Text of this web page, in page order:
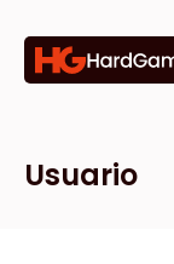
Categorías
Marcas
Tiendas
Usuario